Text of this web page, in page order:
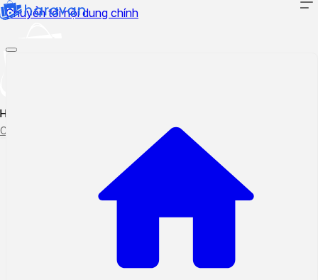
Chuyển tới nội dung chính
Hướng dẫn sử dụng
Cập nhật tính năng mới
Theo dõi ticket